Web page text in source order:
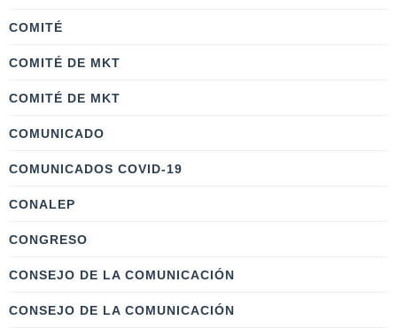
COMITÉ
COMITÉ DE MKT
COMITÉ DE MKT
COMUNICADO
COMUNICADOS COVID-19
CONALEP
CONGRESO
CONSEJO DE LA COMUNICACIÓN
CONSEJO DE LA COMUNICACIÓN